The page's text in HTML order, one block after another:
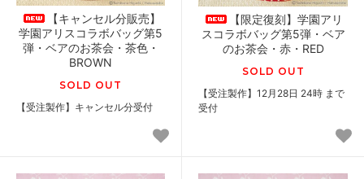
【キャンセル分販売】
学園アリスコラボバッグ第5
弾・ベアのお茶会・茶色・
BROWN
SOLD OUT
【受注製作】キャンセル分受付
【限定復刻】学園アリ
スコラボバッグ第5弾・ベア
のお茶会・赤・RED
SOLD OUT
【受注製作】12月28日 24時 まで
受付